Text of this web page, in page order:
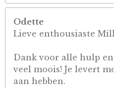
Odette
Lieve enthousiaste
Dank voor alle hulp
veel moois! Je levert
aan hebben.